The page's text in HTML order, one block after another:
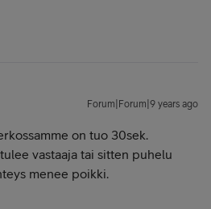
Forum|Forum|9 years ago
on tuo 30sek.
vastaaja tai sitten puhelu
menee poikki.